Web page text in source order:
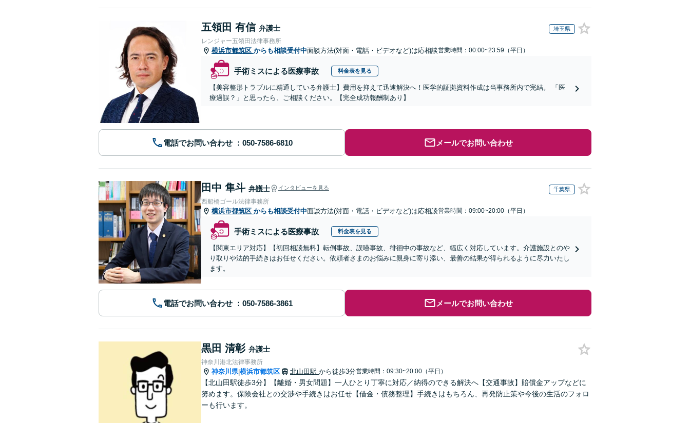
五領田 有信 弁護士 埼玉県
レンジャー五領田法律事務所
横浜市都筑区 からも相談受付中面談方法(対面・電話・ビデオなど)は応相談営業時間：00:00~23:59（平日）
手術ミスによる医療事故 料金表を見る
【美容整形トラブルに精通している弁護士】費用を抑えて迅速解決へ！医学的証拠資料作成は当事務所内で完結。 「医
療過誤？」と思ったら、ご相談ください。【完全成功報酬制あり】
電話でお問い合わせ メールでお問い合わせ
田中 隼斗 弁護士 インタビューを見る 千葉県
西船橋ゴール法律事務所
横浜市都筑区 からも相談受付中面談方法(対面・電話・ビデオなど)は応相談営業時間：09:00~20:00（平日）
手術ミスによる医療事故 料金表を見る
【関東エリア対応】【初回相談無料】転倒事故、誤嚥事故、徘徊中の事故など、幅広く対応しています。介護施設とのや
り取りや法的手続きはお任せください。依頼者さまのお悩みに親身に寄り添い、最善の結果が得られるように尽力いたし
ます。
電話でお問い合わせ メールでお問い合わせ
黒田 清彰 弁護士
神奈川港北法律事務所
神奈川県|横浜市都筑区 北山田駅 から徒歩3分営業時間：09:30~20:00（平日）
【北山田駅徒歩3分】【離婚・男女問題】一人ひとり丁寧に対応／納得のできる解決へ【交通事故】賠償金アップなどに
努めます。保険会社との交渉や手続きはお任せ【借金・債務整理】手続きはもちろん、再発防止策や今後の生活のフォロ
ーも行います。